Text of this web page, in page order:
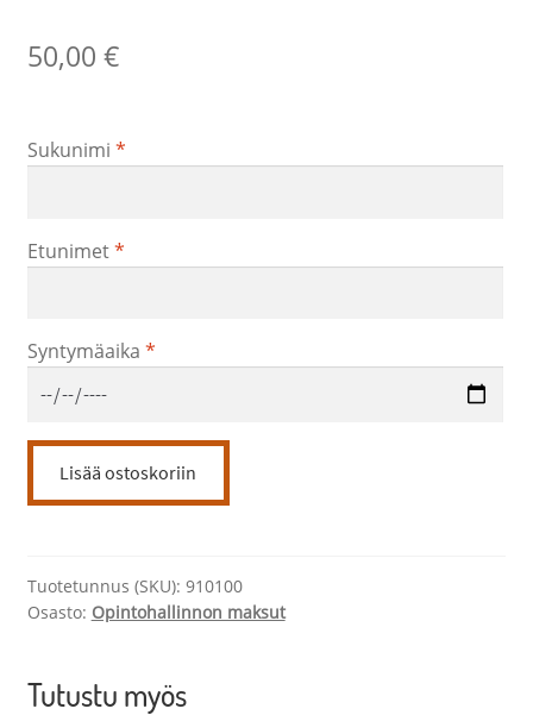
50,00 €
Sukunimi *
Etunimet*
Syntymäaika *
Määräaikainen
opiskelu-
oikeus
Lisää ostoskoriin
Tuotetunnus (SKU): 910100
Osasto: Opintohallinnon maksut
Tutustu myös